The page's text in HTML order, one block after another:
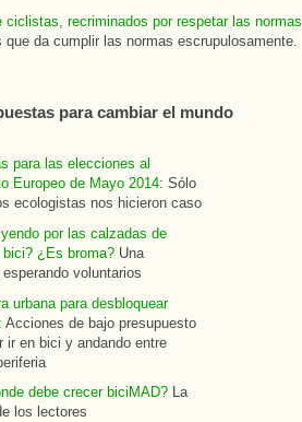
ciclistas, recriminados por respetar las normas
que da cumplir las normas escrupulosamente.
para cambiar el mundo
para las elecciones al
Europeo de Mayo 2014: Sólo
ecologistas nos hicieron caso
por las calzadas de
bici? ¿Es broma?Una
voluntarios
urbana para desbloquear
Acciones de bajo presupuesto
ir en bici y andando entre
debe crecer biciMAD?La
los lectores